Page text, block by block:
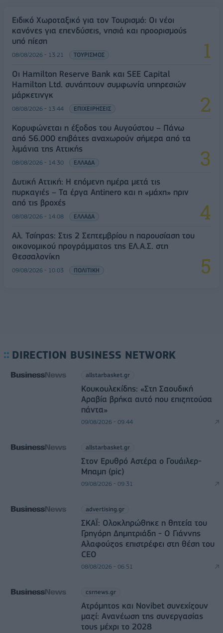
Ειδικό Χωροταξικό για τον Τουρισμό: Οι νέοι
κανόνες για επενδύσεις, νησιά και προορισμούς
υπό πίεση
08/08/2026 - 13:21 ΤΟΥΡΙΣΜΟΣ
Οι Hamilton Reserve Bank και SEE Capital
Hamilton Ltd. συνάπτουν συμφωνία υπηρεσιών
μάρκετινγκ
08/08/2026 - 13:44 ΕΠΙΧΕΙΡΗΣΕΙΣ
Κορυφώνεται η έξοδος του Αυγούστου – Πάνω
από 56.000 επιβάτες αναχωρούν σήμερα από τα
λιμάνια της Αττικής
08/08/2026 - 14:30 ΕΛΛΑΔΑ
Δυτική Αττική: Η επόμενη ημέρα μετά τις
πυρκαγιές – Τα έργα Antinero και η «μάχη» πριν
από τις βροχές
08/08/2026 - 14:08 ΕΛΛΑΔΑ
Αλ. Τσίπρας: Στις 2 Σεπτεμβρίου η παρουσίαση του
οικονομικού προγράμματος της ΕΛ.Α.Σ. στη
Θεσσαλονίκη
09/08/2026 - 10:03 ΠΟΛΙΤΙΚΗ
DIRECTION BUSINESS NETWORK
allstarbasket.gr
Κουκουλεκίδης: «Στη Σαουδική
Αραβία βρήκα αυτό που επιζητούσα
πάντα»
09/08/2026 - 09:44
allstarbasket.gr
Στον Ερυθρό Αστέρα ο Γουάιλερ-
Μπαμπ (pic)
09/08/2026 - 09:31
advertising.gr
ΣΚΑΪ: Ολοκληρώθηκε η θητεία του
Γρηγόρη Δημητριάδη - Ο Γιάννης
Αλαφούζος επιστρέφει στη θέση του
CEO
08/08/2026 - 06:51
csrnews.gr
Ατρόμητος και Novibet συνεχίζουν
μαζί: Ανανέωση της συνεργασίας
τους μέχρι το 2028